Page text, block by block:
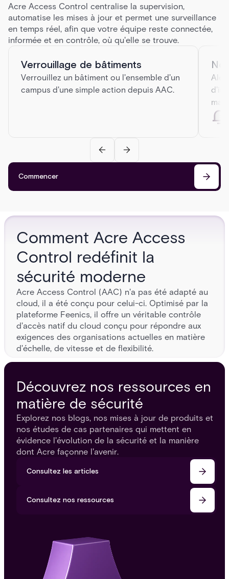
Acre Access Control centralise la supervision,
automatise les mises à jour et permet une surveillance
en temps réel, afin que votre équipe reste connectée,
informée et en contrôle, où qu'elle se trouve.
Verrouillage de bâtiments
Verrouillez un bâtiment ou l'ensemble d'un
campus d'une simple action depuis AAC.
mail
Commencer
Comment Acre Access
Control redéfinit la
sécurité moderne
Acre Access Control (AAC) n'a pas été adapté au
cloud, il a été conçu pour celui-ci. Optimisé par la
plateforme Feenics, il offre un véritable contrôle
d'accès natif du cloud conçu pour répondre aux
exigences des organisations actuelles en matière
d'échelle, de vitesse et de flexibilité.
Découvrez nos ressources en
matière de sécurité
Explorez nos blogs, nos mises à jour de produits et
nos études de cas partenaires qui mettent en
évidence l'évolution de la sécurité et la manière
dont Acre façonne l'avenir.
Consultez les articles
Consultez nos ressources